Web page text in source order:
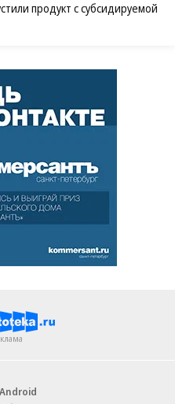
продукт с субсидируемой
Android